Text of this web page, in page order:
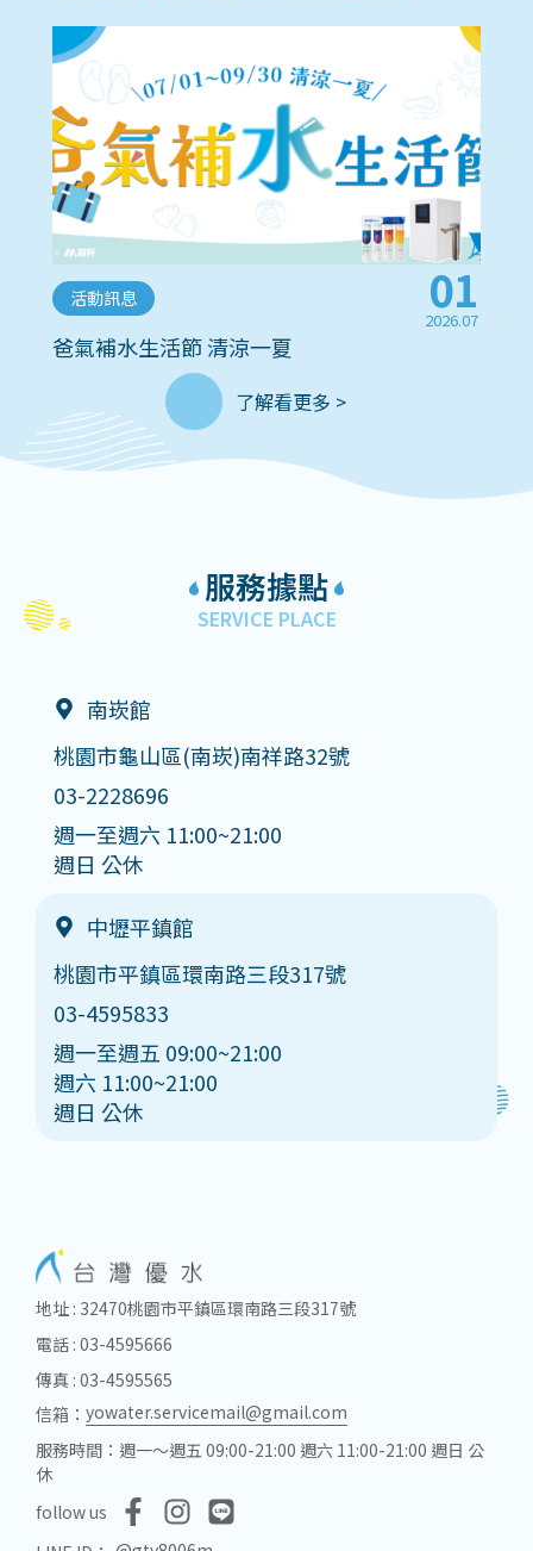
活動訊息
爸氣補水生活節 清涼一夏
01
2026.07
了解看更多 >
服務據點
SERVICE PLACE
南崁館
桃園市龜山區(南崁)南祥路32號
03-2228696
週一至週六 11:00~21:00
週日 公休
中壢平鎮館
桃園市平鎮區環南路三段317號
03-4595833
週一至週五 09:00~21:00
週六 11:00~21:00
週日 公休
地址 : 32470桃園市平鎮區環南路三段317號
電話 : 03-4595666
傳真 : 03-4595565
信箱： yowater.servicemail@gmail.com
服務時間：週一～週五 09:00-21:00 週六 11:00-21:00 週日 公
休
follow us